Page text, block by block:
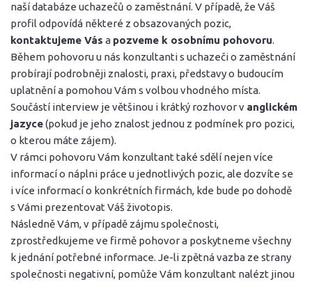
naší databáze uchazečů o zaměstnání. V případě, že Váš
profil odpovídá některé z obsazovaných pozic,
kontaktujeme Vás a pozveme k osobnímu pohovoru.
Během pohovoru u nás konzultanti s uchazeči o zaměstnání
probírají podrobněji znalosti, praxi, představy o budoucím
uplatnění a pomohou Vám s volbou vhodného místa.
Součástí interview je většinou i krátký rozhovor v anglickém
jazyce(pokud je jeho znalost jednou z podmínek pro pozici,
o kterou máte zájem).
V rámci pohovoru Vám konzultant také sdělí nejen více
informací o náplni práce u jednotlivých pozic, ale dozvíte se
i více informací o konkrétních firmách, kde bude po dohodě
s Vámi prezentovat Váš životopis.
Následně Vám, v případě zájmu společnosti,
zprostředkujeme ve firmě pohovor a poskytneme všechny
k jednání potřebné informace. Je-li zpětná vazba ze strany
společnosti negativní, pomůže Vám konzultant nalézt jinou